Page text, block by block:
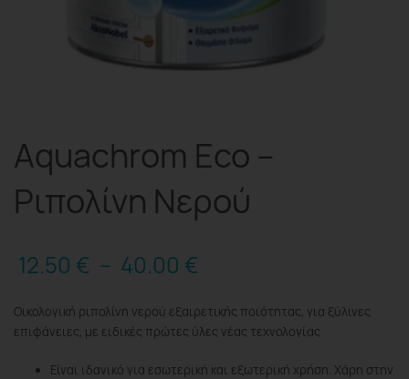
Aquachrom Eco –
Ριπολίνη Νερού
12.50 € – 40.00 €
Οικολογική ριπολίνη νερού εξαιρετικής ποιότητας, για ξύλινες
επιφάνειες, με ειδικές πρώτες ύλες νέας τεχνολογίας
Είναι ιδανικό για εσωτερική και εξωτερική χρήση. Χάρη στην